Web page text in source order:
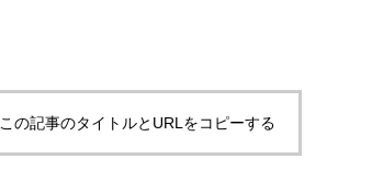
この記事のタイトルとURLをコピーする